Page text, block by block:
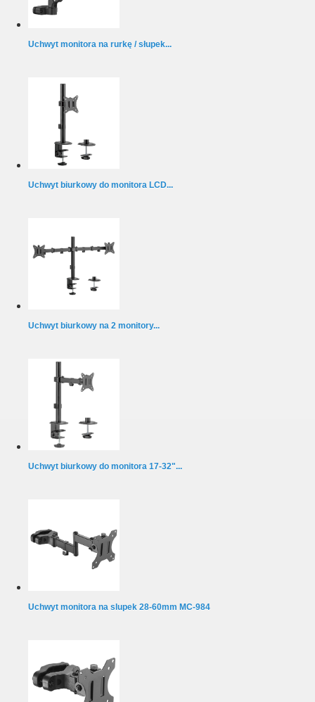
Uchwyt monitora na rurkę / słupek...
Uchwyt biurkowy do monitora LCD...
Uchwyt biurkowy na 2 monitory...
Uchwyt biurkowy do monitora 17-32"...
Uchwyt monitora na slupek 28-60mm MC-984